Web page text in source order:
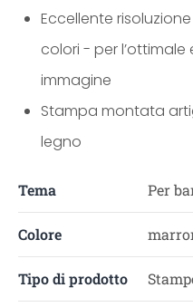
Eccellente
colori - per
immagine
Stampa montata
legno
Tema Per
Colore
Tipo di prodotto